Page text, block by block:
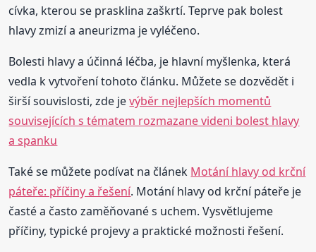
cívka, kterou se prasklina zaškrtí. Teprve pak bolest
hlavy zmizí a aneurizma je vyléčeno.
Bolesti hlavy a účinná léčba, je hlavní myšlenka, která
vedla k vytvoření tohoto článku. Můžete se dozvědět i
širší souvislosti, zde jevýběr nejlepších momentů
souvisejících s tématem rozmazane videni bolest hlavy
a spanku
Také se můžete podívat na článek Motání hlavy od krční
páteře: příčiny a řešení. Motání hlavy od krční páteře je
časté a často zaměňované s uchem. Vysvětlujeme
příčiny, typické projevy a praktické možnosti řešení.